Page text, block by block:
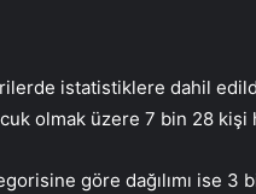
istatistiklere dahil
olmak üzere 7 bin 28 kişi
göre dağılımı ise